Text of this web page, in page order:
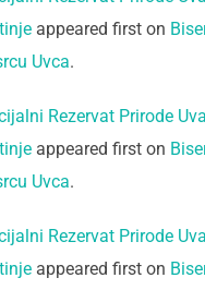
appeared first on
Uvca.
Rezervat Prirode
appeared first on
Uvca.
Rezervat Prirode
appeared first on